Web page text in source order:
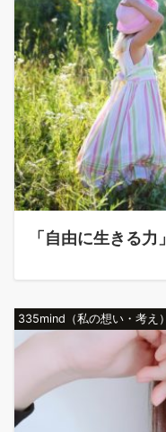
「自由に生きる力」
335mind（私の想い・考え）